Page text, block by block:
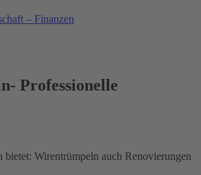
– Finanzen
Professionelle
bietet: Wirentrümpeln auch Renovierungen